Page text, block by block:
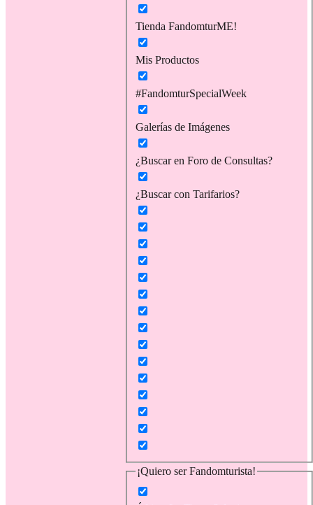
Tienda FandomturME!
Mis Productos
#FandomturSpecialWeek
Galerías de Imágenes
¿Buscar en Foro de Consultas?
¿Buscar con Tarifarios?
¡Quiero ser Fandomturista!